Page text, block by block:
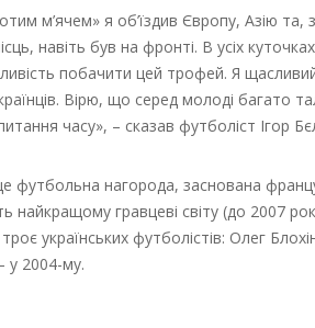
м’ячем» я об’їздив Європу, Азію та,
навіть був на фронті. В усіх
побачити цей трофей. Я
Вірю, що серед молоді багато
часу», – сказав футболіст Ігор
футбольна нагорода, заснована
найкращому гравцеві світу (до 2007
українських футболістів: Олег
у 2004-му.